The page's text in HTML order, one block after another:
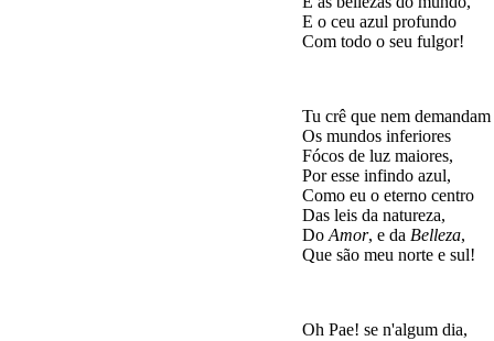
E o ceu azul profundo
Tu crê que nem demandam
Os mundos inferiores
Fócos de luz maiores,
Por esse infindo azul,
Como eu o eterno centro
Das leis da natureza,
Do Amor, e da Belleza,
Oh Pae! se n'algum dia,